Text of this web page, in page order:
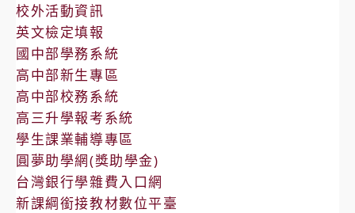
校外活動資訊
英文檢定填報
國中部學務系統
高中部新生專區
高中部校務系統
高三升學報考系統
學生課業輔導專區
圓夢助學網(獎助學金)
台灣銀行學雜費入口網
新課綱銜接教材數位平臺